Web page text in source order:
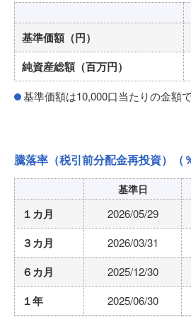
基準価額（円）
純資産総額（百万円）
基準価額は10,000口当たりの金額で
騰落率（税引前分配金再投資） （
基準日
１カ月 2026/05/29
３カ月 2026/03/31
６カ月 2025/12/30
１年 2025/06/30